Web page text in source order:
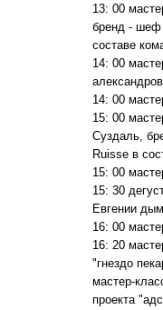
13: 00
бренд - шеф
составе
14: 00
14: 00
15: 00
Суздаль,
Ruisse в
15: 00
15: 30
Евгении
16: 00
16: 20
"гнездо
мастер-
проекта